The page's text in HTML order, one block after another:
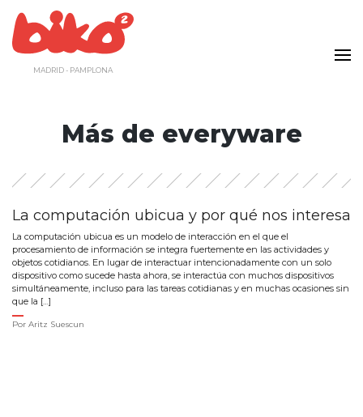
contenido
MADRID - PAMPLONA
Más de everyware
La computación ubicua y por qué nos interesa
La computación ubicua es un modelo de interacción en el que el
procesamiento de información se integra fuertemente en las actividades y
objetos cotidianos. En lugar de interactuar intencionadamente con un solo
dispositivo como sucede hasta ahora, se interactúa con muchos dispositivos
simultáneamente, incluso para las tareas cotidianas y en muchas ocasiones sin
que la […]
Por Aritz Suescun